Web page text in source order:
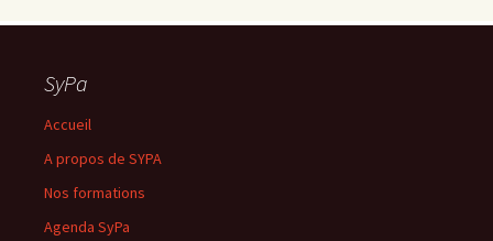
SyPa
Accueil
A propos de SYPA
Nos formations
Agenda SyPa